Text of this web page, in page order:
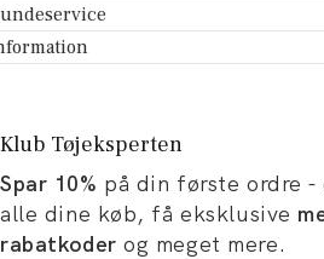
- Hjælpecenter
dit køb
Tøjeksperten
og artikler
og karriere
Klub Tøjeksperten
Spar 10% på din første ordre -
alle dine køb, få eksklusive
rabatkoder og meget mere.